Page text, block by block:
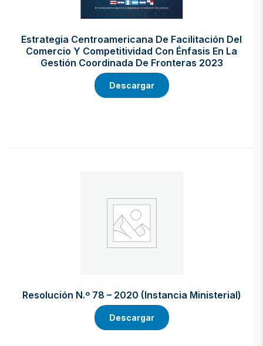
Estrategia Centroamericana De Facilitación Del
Comercio Y Competitividad Con Énfasis En La
Gestión Coordinada De Fronteras 2023
Descargar
Resolución N.º 78 – 2020 (Instancia Ministerial)
Descargar